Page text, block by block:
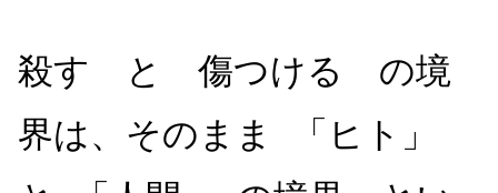
殺す と 傷つける の境
界は、そのまま 「ヒト」